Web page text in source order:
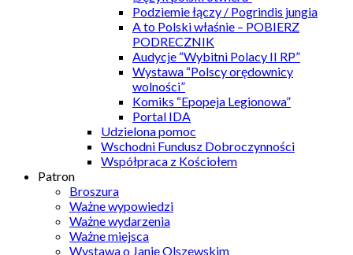
Podziemie łączy / Pogrindis jungia
A to Polski właśnie – POBIERZ
PODRECZNIK
Audycje “Wybitni Polacy II RP”
Wystawa “Polscy orędownicy
wolności”
Komiks “Epopeja Legionowa”
Portal IDA
Udzielona pomoc
Wschodni Fundusz Dobroczynności
Współpraca z Kościołem
Patron
Broszura
Ważne wypowiedzi
Ważne wydarzenia
Ważne miejsca
Wystawa o Janie Olszewskim